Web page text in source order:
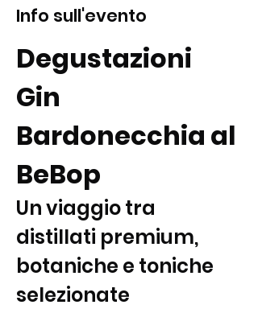
Info sull'evento
Degustazioni
Gin
Bardonecchia al
BeBop
Un viaggio tra
distillati premium,
botaniche e toniche
selezionate